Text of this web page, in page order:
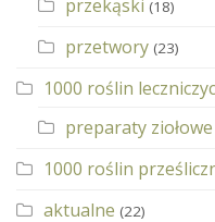
przekąski (18)
przetwory (23)
1000 roślin
preparaty ziołowe
1000 roślin
aktualne (22)